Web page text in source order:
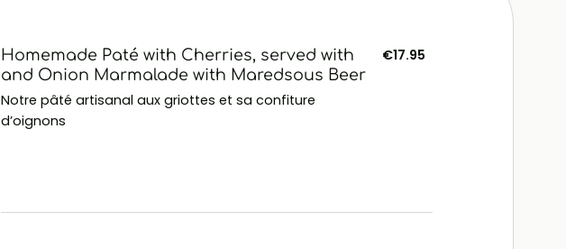
Homemade Paté with Cherries, served with
and Onion Marmalade with Maredsous Beer
Notre pâté artisanal aux griottes et sa confiture
d’oignons
€17.95